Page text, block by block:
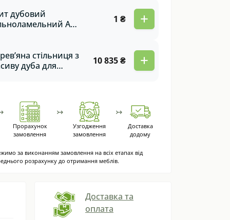
дубовий
AA,
фасадів та
виробів.
1 ₴ +
стільниця з
дуба для
| Преміум
на замовлення!
10 835 ₴ +
Прорахунок
замовлення
↣
Узгодження
замовлення
↣
Доставка
додому
за виконанням замовлення на всіх етапах від
розрахунку до отримання меблів.
Доставка та
оплата